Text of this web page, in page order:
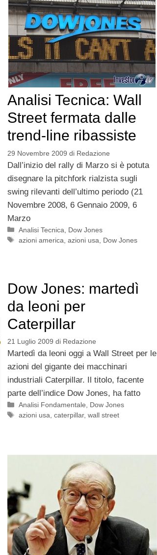
Analisi Tecnica: Wall
Street fermata dalle
trend-line ribassiste
29 Novembre 2009 di Redazione
Dall’inizio del rally di Marzo si è potuta
disegnare la pitchfork rialzista sugli
swing rilevanti dell’ultimo periodo (21
Novembre 2008, 6 Gennaio 2009, 6
Marzo
Categorie
Analisi Tecnica
Dow Jones
Tag
azioni america ,azioni usa Dow Jones
Dow Jones: martedì
da leoni per
Caterpillar
21 Luglio 2009 di Redazione
Martedì da leoni oggi a Wall Street per le
azioni del gigante dei macchinari
industriali Caterpillar. Il titolo, facente
parte dell’indice Dow Jones, ha fatto
Categorie
Analisi Fondamentale
Dow Jones
Tag
azioni usa ,caterpillar,wall street